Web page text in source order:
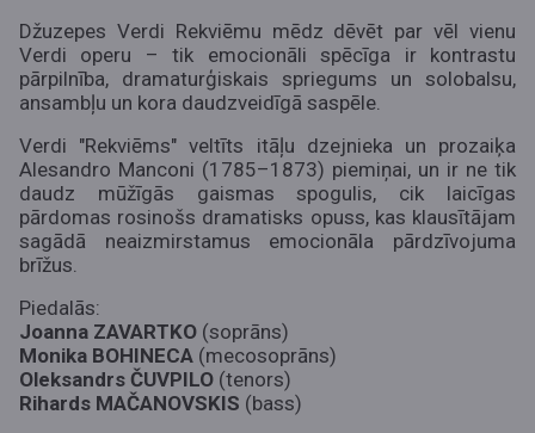
Džuzepes Verdi Rekviēmu mēdz dēvēt par vēl vienu
Verdi operu – tik emocionāli spēcīga ir kontrastu
pārpilnība, dramaturģiskais spriegums un solobalsu,
ansambļu un kora daudzveidīgā saspēle.
Verdi "Rekviēms" veltīts itāļu dzejnieka un prozaiķa
Alesandro Manconi (1785–1873) piemiņai, un ir ne tik
daudz mūžīgās gaismas spogulis, cik laicīgas
pārdomas rosinošs dramatisks opuss, kas klausītājam
sagādā neaizmirstamus emocionāla pārdzīvojuma
brīžus.
Piedalās:
Joanna ZAVARTKO (soprāns)
Monika BOHINECA (mecosoprāns)
Oleksandrs ČUVPILO (tenors)
Rihards MAČANOVSKIS (bass)